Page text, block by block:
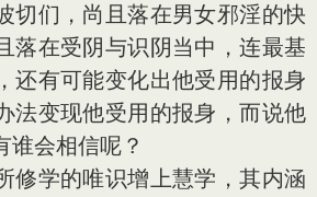
切们，尚且落在男女邪淫的快
落在受阴与识阴当中，连最基
还有可能变化出他受用的报身
法变现他受用的报身，而说他
谁会相信呢？
修学的唯识增上慧学，其内涵